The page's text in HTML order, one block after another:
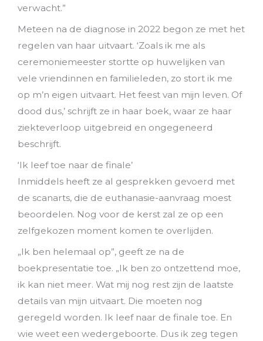
verwacht.”
Meteen na de diagnose in 2022 begon ze met het
regelen van haar uitvaart. ‘Zoals ik me als
ceremoniemeester stortte op huwelijken van
vele vriendinnen en familieleden, zo stort ik me
op m’n eigen uitvaart. Het feest van mijn leven. Of
dood dus,’ schrijft ze in haar boek, waar ze haar
ziekteverloop uitgebreid en ongegeneerd
beschrijft.
‘Ik leef toe naar de finale’
Inmiddels heeft ze al gesprekken gevoerd met
de scanarts, die de euthanasie-aanvraag moest
beoordelen. Nog voor de kerst zal ze op een
zelfgekozen moment komen te overlijden.
„Ik ben helemaal op”, geeft ze na de
boekpresentatie toe. „Ik ben zo ontzettend moe,
ik kan niet meer. Wat mij nog rest zijn de laatste
details van mijn uitvaart. Die moeten nog
geregeld worden. Ik leef naar de finale toe. En
wie weet een wedergeboorte. Dus ik zeg tegen